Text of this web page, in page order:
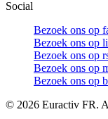
Social
Bezoek ons op
Bezoek ons op
Bezoek ons op
Bezoek ons op
Bezoek ons op
© 2026 Euractiv FR.